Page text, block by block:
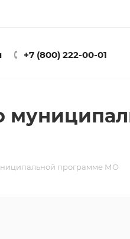
+7 (800) 222-00-01
программе МО